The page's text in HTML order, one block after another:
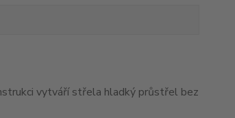
vytváří střela hladký průstřel bez